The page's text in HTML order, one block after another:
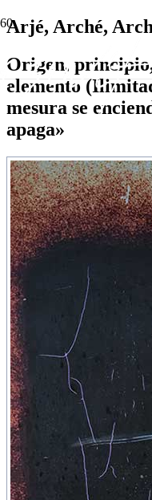
Arjé, Arché,
Origen,
elemento
mesura se
apaga»